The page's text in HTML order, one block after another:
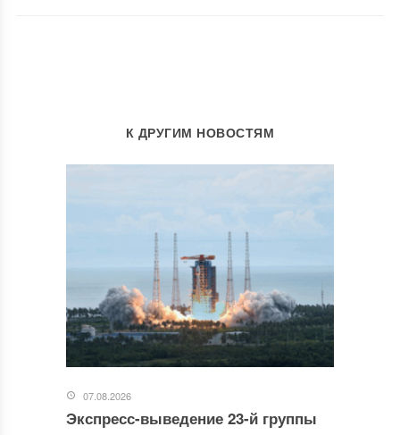
К ДРУГИМ НОВОСТЯМ
07.08.2026
Экспресс-выведение 23-й группы